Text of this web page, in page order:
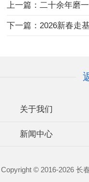
关于我们
新闻中心
Copyright © 2016-2026 长